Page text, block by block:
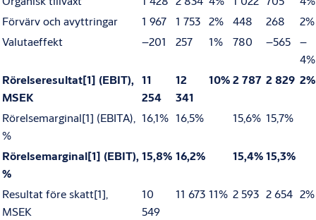
Förvärv och avyttringar
1 967 1 753 2% 448 268
2%
Valutaeffekt
–201 257 1% 780 –565
–
4%
Rörelseresultat[1] (EBIT),
MSEK
11
254
12
341
10%2 787 2 829 2%
Rörelsemarginal[1] (EBITA),
%
16,1% 16,5% 15,6% 15,7%
Rörelsemarginal[1] (EBIT),
%
15,8% 16,2% 15,4%15,3%
Resultat före skatt[1],
MSEK
10
549
11 673 11% 2 593 2 654 2%